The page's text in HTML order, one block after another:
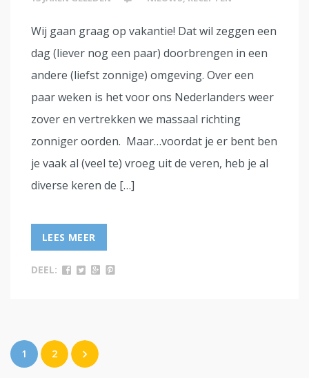
Wij gaan graag op vakantie! Dat wil zeggen een
dag (liever nog een paar) doorbrengen in een
andere (liefst zonnige) omgeving. Over een
paar weken is het voor ons Nederlanders weer
zover en vertrekken we massaal richting
zonniger oorden. Maar…voordat je er bent ben
je vaak al (veel te) vroeg uit de veren, heb je al
diverse keren de […]
LEES MEER
DEEL:
1 2